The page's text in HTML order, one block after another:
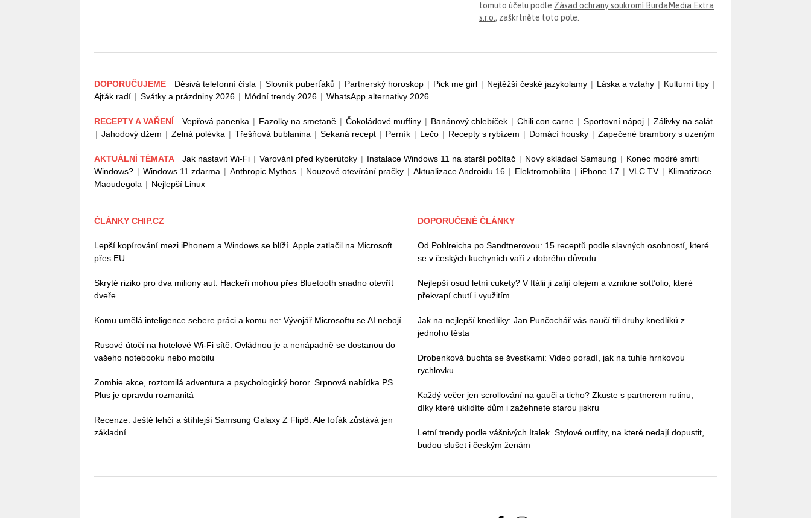
tomuto účelu podle Zásad ochrany soukromí BurdaMedia Extra
s.r.o. , zaškrtněte toto pole.
DOPORUČUJEME Děsivá telefonní čísla | Slovník puberťáků | Partnerský horoskop | Pick me girl | Nejtěžší české jazykolamy | Láska a vztahy | Kulturní tipy |
Ajťák radí | Svátky a prázdniny 2026 | Módní trendy 2026 | WhatsApp alternativy 2026
RECEPTY A VAŘENÍ Vepřová panenka | Fazolky na smetaně | Čokoládové muffiny | Banánový chlebíček | Chili con carne | Sportovní nápoj | Zálivky na salát
| Jahodový džem | Zelná polévka | Třešňová bublanina | Sekaná recept | Perník | Lečo | Recepty s rybízem | Domácí housky | Zapečené brambory s uzeným
AKTUÁLNÍ TÉMATA Jak nastavit Wi-Fi | Varování před kyberútoky | Instalace Windows 11 na starší počítač | Nový skládací Samsung | Konec modré smrti
Windows? | Windows 11 zdarma | Anthropic Mythos | Nouzové otevírání pračky | Aktualizace Androidu 16 | Elektromobilita | iPhone 17 | VLC TV | Klimatizace
Maoudegola | Nejlepší Linux
ČLÁNKY CHIP.CZ
Lepší kopírování mezi iPhonem a Windows se blíží. Apple zatlačil na Microsoft
přes EU
Skryté riziko pro dva miliony aut: Hackeři mohou přes Bluetooth snadno otevřít
dveře
Komu umělá inteligence sebere práci a komu ne: Vývojář Microsoftu se AI nebojí
Rusové útočí na hotelové Wi-Fi sítě. Ovládnou je a nenápadně se dostanou do
vašeho notebooku nebo mobilu
Zombie akce, roztomilá adventura a psychologický horor. Srpnová nabídka PS
Plus je opravdu rozmanitá
Recenze: Ještě lehčí a štíhlejší Samsung Galaxy Z Flip8. Ale foťák zůstává jen
základní
DOPORUČENÉ ČLÁNKY
Od Pohlreicha po Sandtnerovou: 15 receptů podle slavných osobností, které
se v českých kuchyních vaří z dobrého důvodu
Nejlepší osud letní cukety? V Itálii ji zalijí olejem a vznikne sott’olio, které
překvapí chutí i využitím
Jak na nejlepší knedlíky: Jan Punčochář vás naučí tři druhy knedlíků z
jednoho těsta
Drobenková buchta se švestkami: Video poradí, jak na tuhle hrnkovou
rychlovku
Každý večer jen scrollování na gauči a ticho? Zkuste s partnerem rutinu,
díky které uklidíte dům i zažehnete starou jiskru
Letní trendy podle vášnivých Italek. Stylové outfity, na které nedají dopustit,
budou slušet i českým ženám